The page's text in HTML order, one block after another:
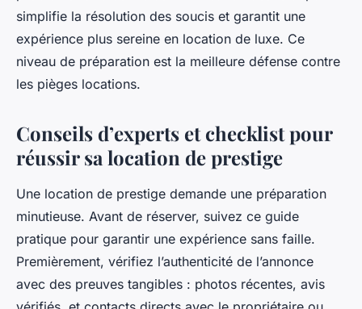
simplifie la résolution des soucis et garantit une
expérience plus sereine en location de luxe. Ce
niveau de préparation est la meilleure défense contre
les pièges locations.
Conseils d’experts et checklist pour
réussir sa location de prestige
Une location de prestige demande une préparation
minutieuse. Avant de réserver, suivez ce guide
pratique pour garantir une expérience sans faille.
Premièrement, vérifiez l’authenticité de l’annonce
avec des preuves tangibles : photos récentes, avis